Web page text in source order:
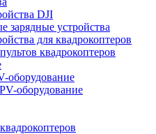
DJI
зарядные устройства
для квадрокоптеров
квадрокоптеров
оборудование
оборудование